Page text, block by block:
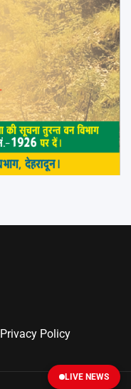
Privacy Policy
LIVE NEWS